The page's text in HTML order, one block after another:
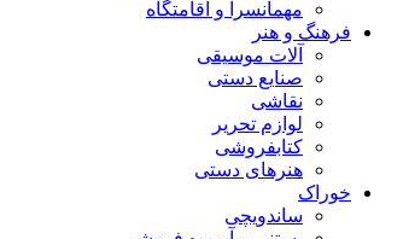
مهمانسرا و اقامتگاه
فرهنگ و هنر
آلات موسیقی
صنایع دستی
نقاشی
لوازم تحریر
کتابفروشی
هنرهای دستی
خوراک
ساندویچی